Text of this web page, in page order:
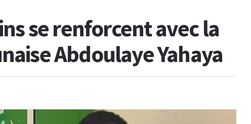
se renforcent avec la
Abdoulaye Yahaya